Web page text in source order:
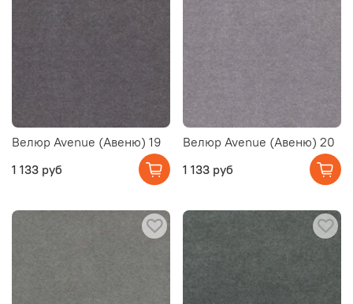
Велюр Avenue (Авеню) 19
1 133 руб
Велюр Avenue (Авеню) 20
1 133 руб